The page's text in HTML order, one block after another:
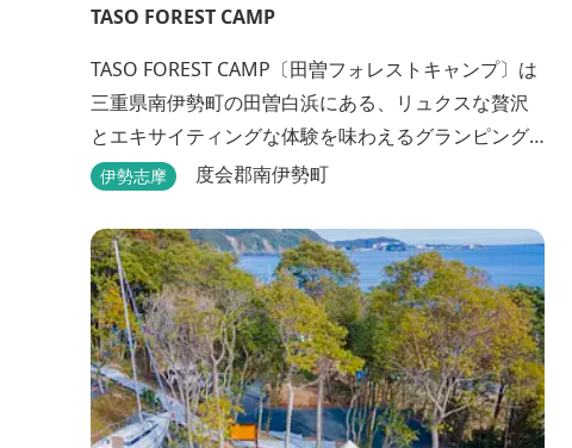
TASO FOREST CAMP
TASO FOREST CAMP〔田曽フォレストキャンプ〕は
三重県南伊勢町の田曽白浜にある、リュクスな贅沢
とエキサイティングな体験を味わえるグランピング
施設です。 紹介VTR ↓↓↓↓↓↓↓↓
伊勢志摩 度会郡南伊勢町